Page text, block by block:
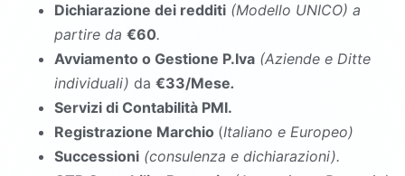
Dichiarazione dei redditi (Modello UNICO) a
partire da €60.
Avviamento o Gestione P.Iva (Aziende e Ditte
individuali) da €33/Mese.
Servizi di Contabilità PMI.
Registrazione Marchio (Italiano e Europeo)
Successioni (consulenza e dichiarazioni).